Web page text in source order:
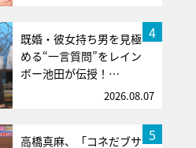
4
既婚・彼女持ち男を見極
める“一言質問”をレイン
ボー池田が伝授！…
2026.08.07
5
高橋真麻、「コネだブサ